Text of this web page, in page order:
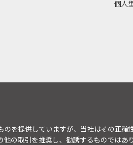
個人
を提供していますが、当社はその正
の取引を推奨し、勧誘するものではあ